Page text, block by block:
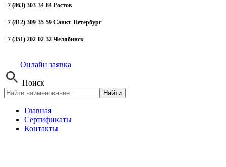
+7 (863) 303-34-84 Ростов
+7 (812) 309-35-59 Санкт-Петербург
+7 (351) 202-02-32 Челябинск
Онлайн заявка
Поиск
Найти
Главная
Сертификаты
Контакты